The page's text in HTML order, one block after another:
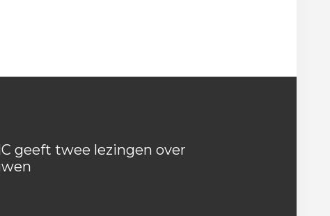
geeft twee lezingen over